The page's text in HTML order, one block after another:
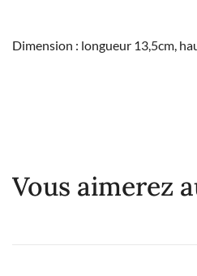
Dimension : longueur 13,5cm,
Vous aimerez